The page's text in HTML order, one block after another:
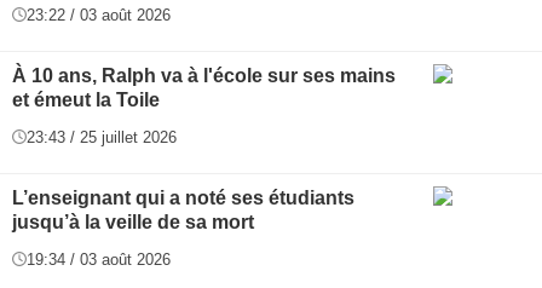
23:22 / 03 août 2026
À 10 ans, Ralph va à l'école sur ses mains
et émeut la Toile
23:43 / 25 juillet 2026
L’enseignant qui a noté ses étudiants
jusqu’à la veille de sa mort
19:34 / 03 août 2026